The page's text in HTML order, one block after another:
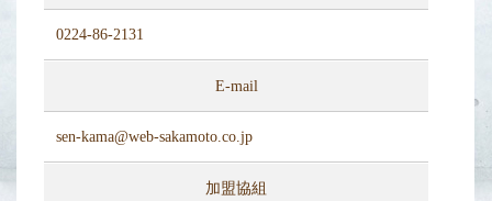
0224-86-2131
E-mail
sen-kama@web-sakamoto.co.jp
加盟協組